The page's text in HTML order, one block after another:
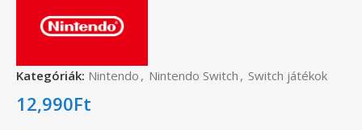
Kategóriák: Nintendo , Nintendo Switch , Switch játékok
12,990Ft